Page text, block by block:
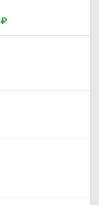
₽